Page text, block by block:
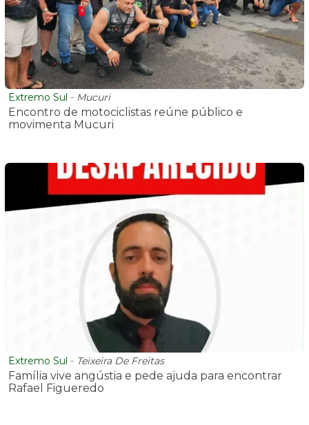
Extremo Sul - Mucuri
Encontro de motociclistas reúne público e
movimenta Mucuri
Extremo Sul - Teixeira De Freitas
Família vive angústia e pede ajuda para encontrar
Rafael Figueredo